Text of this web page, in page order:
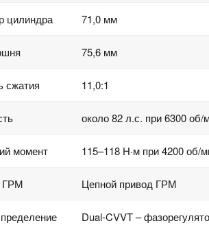
цилиндра 71,0 мм
75,6 мм
сжатия 11,0:1
около 82 л.с. при 6300
момент 115–118 Н·м при 4200 об/
ГРМ Цепной привод ГРМ
Dual-CVVT –